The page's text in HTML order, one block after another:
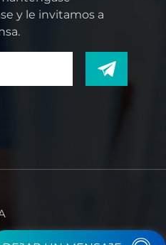
y le invitamos a